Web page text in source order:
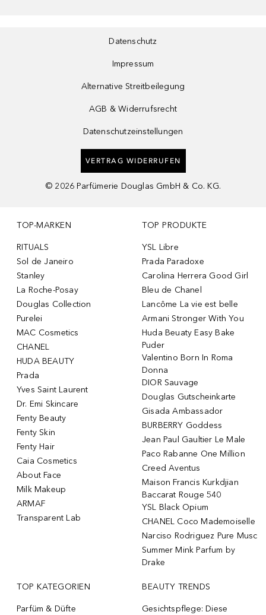
Datenschutz
Impressum
Alternative Streitbeilegung
AGB & Widerrufsrecht
Datenschutzeinstellungen
VERTRAG WIDERRUFEN
© 2026 Parfümerie Douglas GmbH & Co. KG.
TOP-MARKEN
RITUALS
Sol de Janeiro
Stanley
La Roche-Posay
Douglas Collection
Purelei
MAC Cosmetics
CHANEL
HUDA BEAUTY
Prada
Yves Saint Laurent
Dr. Emi Skincare
Fenty Beauty
Fenty Skin
Fenty Hair
Caia Cosmetics
About Face
Milk Makeup
ARMAF
Transparent Lab
TOP PRODUKTE
YSL Libre
Prada Paradoxe
Carolina Herrera Good Girl
Bleu de Chanel
Lancôme La vie est belle
Armani Stronger With You
Huda Beuaty Easy Bake
Puder
Valentino Born In Roma
Donna
DIOR Sauvage
Douglas Gutscheinkarte
Gisada Ambassador
BURBERRY Goddess
Jean Paul Gaultier Le Male
Paco Rabanne One Million
Creed Aventus
Maison Francis Kurkdjian
Baccarat Rouge 540
YSL Black Opium
CHANEL Coco Mademoiselle
Narciso Rodriguez Pure Musc
Summer Mink Parfum by
Drake
TOP KATEGORIEN
Parfüm & Düfte
BEAUTY TRENDS
Gesichtspflege: Diese